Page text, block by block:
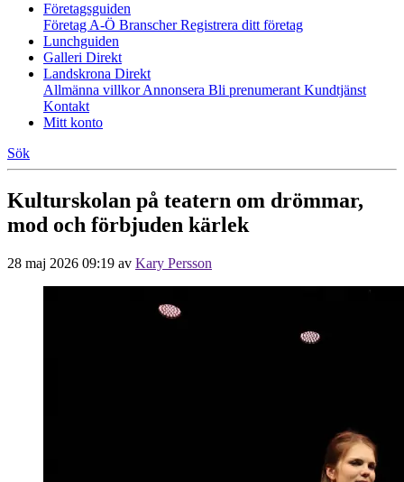
Företagsguiden
Företag A-Ö BranscherRegistrera ditt företag
Lunchguiden
Galleri Direkt
Landskrona Direkt
Allmänna villkorAnnonsera Bli prenumerant Kundtjänst
Kontakt
Mitt konto
Sök
Kulturskolan på teatern om drömmar,
mod och förbjuden kärlek
28 maj 2026 09:19 av Kary Persson